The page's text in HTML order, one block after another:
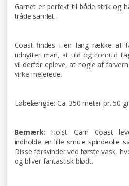
Garnet er perfekt til både strik og
tråde samlet.
Coast findes i en lang række af
udnytter man, at uld og bomuld
vil derfor opleve, at nogle af
virke melerede.
Løbelængde: Ca. 350 meter pr. 50
Bemærk: Holst Garn Coast
indholde en lille smule spindeolie
Disse forsvinder ved første vask,
og bliver fantastisk blødt.